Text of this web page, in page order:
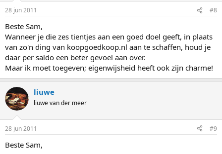
28 jun 2011 #8
Beste Sam,
Wanneer je die zes tientjes aan een goed doel geeft, in plaats
van zo'n ding van koopgoedkoop.nl aan te schaffen, houd je
daar per saldo een beter gevoel aan over.
Maar ik moet toegeven; eigenwijsheid heeft ook zijn charme!
liuwe
liuwe van der meer
28 jun 2011 #9
Beste Sam,